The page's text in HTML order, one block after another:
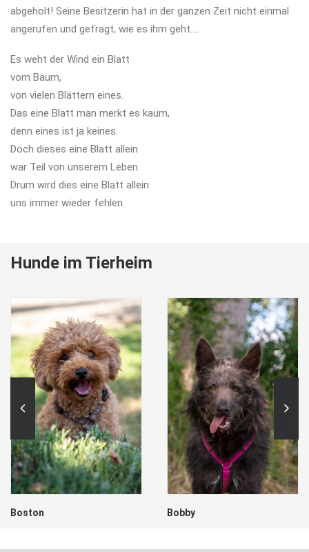
abgeholt! Seine Besitzerin hat in der ganzen Zeit nicht einmal
angerufen und gefragt, wie es ihm geht….
Es weht der Wind ein Blatt
vom Baum,
von vielen Blättern eines.
Das eine Blatt man merkt es kaum,
denn eines ist ja keines.
Doch dieses eine Blatt allein
war Teil von unserem Leben.
Drum wird dies eine Blatt allein
uns immer wieder fehlen.
Hunde im Tierheim
Boston Bobby